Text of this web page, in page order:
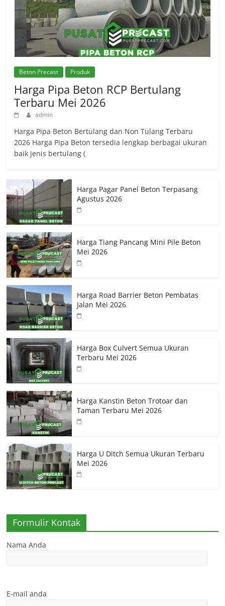
Beton Precast Produk
Harga Pipa Beton RCP Bertulang
Terbaru Mei 2026
admin
Harga Pipa Beton Bertulang dan Non Tulang Terbaru
2026 Harga Pipa Beton tersedia lengkap berbagai ukuran
baik jenis bertulang (
Harga Pagar Panel Beton Terpasang
Agustus 2026
Harga Tiang Pancang Mini Pile Beton
Mei 2026
Harga Road Barrier Beton Pembatas
Jalan Mei 2026
Harga Box Culvert Semua Ukuran
Terbaru Mei 2026
Harga Kanstin Beton Trotoar dan
Taman Terbaru Mei 2026
Harga U Ditch Semua Ukuran Terbaru
Mei 2026
Formulir Kontak
Nama Anda
E-mail anda